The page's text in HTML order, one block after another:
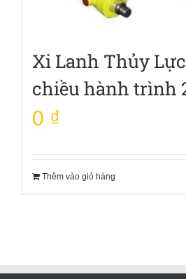
Xi Lanh Thủy
chiều hành trình
0 ₫
Thêm vào giỏ hàng